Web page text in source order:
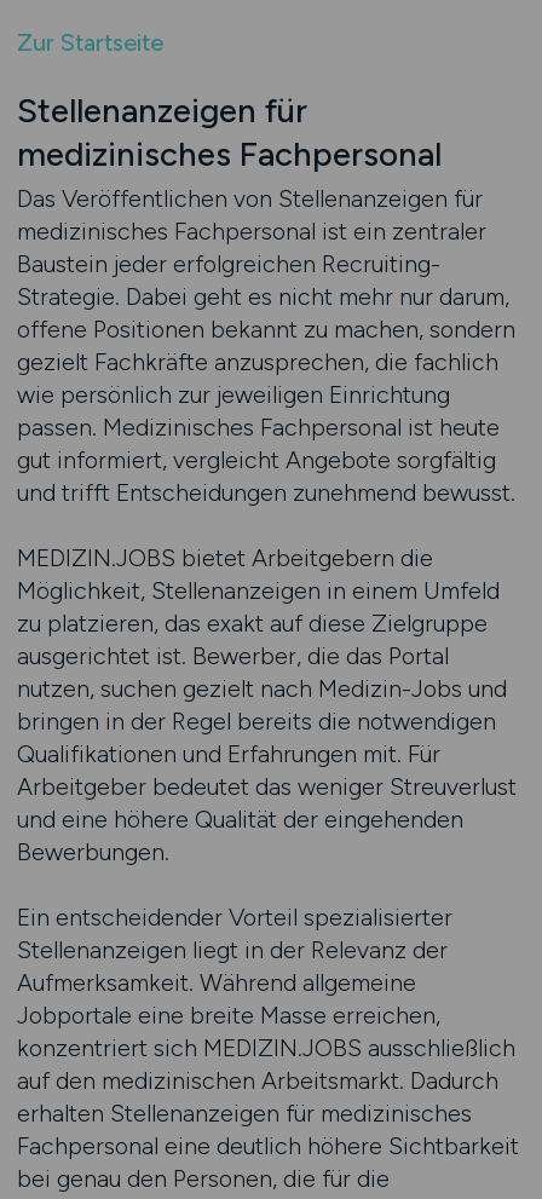
Zur Startseite
Stellenanzeigen für
medizinisches Fachpersonal
Das Veröffentlichen von Stellenanzeigen für
medizinisches Fachpersonal ist ein zentraler
Baustein jeder erfolgreichen Recruiting-
Strategie. Dabei geht es nicht mehr nur darum,
offene Positionen bekannt zu machen, sondern
gezielt Fachkräfte anzusprechen, die fachlich
wie persönlich zur jeweiligen Einrichtung
passen. Medizinisches Fachpersonal ist heute
gut informiert, vergleicht Angebote sorgfältig
und trifft Entscheidungen zunehmend bewusst.
MEDIZIN.JOBS bietet Arbeitgebern die
Möglichkeit, Stellenanzeigen in einem Umfeld
zu platzieren, das exakt auf diese Zielgruppe
ausgerichtet ist. Bewerber, die das Portal
nutzen, suchen gezielt nach Medizin-Jobs und
bringen in der Regel bereits die notwendigen
Qualifikationen und Erfahrungen mit. Für
Arbeitgeber bedeutet das weniger Streuverlust
und eine höhere Qualität der eingehenden
Bewerbungen.
Ein entscheidender Vorteil spezialisierter
Stellenanzeigen liegt in der Relevanz der
Aufmerksamkeit. Während allgemeine
Jobportale eine breite Masse erreichen,
konzentriert sich MEDIZIN.JOBS ausschließlich
auf den medizinischen Arbeitsmarkt. Dadurch
erhalten Stellenanzeigen für medizinisches
Fachpersonal eine deutlich höhere Sichtbarkeit
bei genau den Personen, die für die